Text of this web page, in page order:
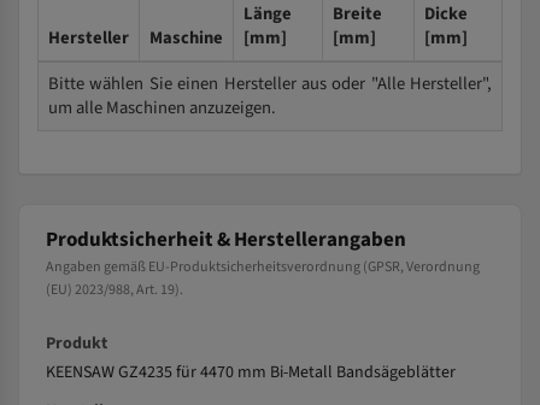
Hersteller Maschine
Länge
[mm]
Breite
[mm]
Dicke
[mm]
Bitte wählen Sie einen Hersteller aus oder "Alle Hersteller",
um alle Maschinen anzuzeigen.
Produktsicherheit & Herstellerangaben
Angaben gemäß EU-Produktsicherheitsverordnung (GPSR, Verordnung
(EU) 2023/988, Art. 19).
Produkt
KEENSAW GZ4235 für 4470 mm Bi-Metall Bandsägeblätter